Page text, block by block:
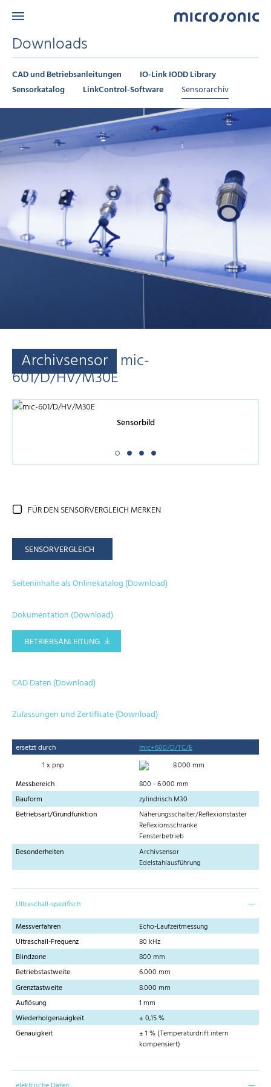
Downloads
CAD und Betriebsanleitungen
IO-Link IODD Library
Sensorkatalog
LinkControl-Software Sensorarchiv
Archivsensor mic-
601/D/HV/M30E
Sensorbild
FÜR DEN SENSORVERGLEICH MERKEN
SENSORVERGLEICH
Seiteninhalte als Onlinekatalog (Download)
Dokumentation (Download)
BETRIEBSANLEITUNG
CAD Daten (Download)
Zulassungen und Zertifikate (Download)
ersetzt durch
mic+600/D/TC/E
1 x pnp
8.000 mm
Messbereich
800 - 6.000 mm
Bauform
zylindrisch M30
Betriebsart/Grundfunktion
Näherungsschalter/Reflexionstaster
Reflexionsschranke
Fensterbetrieb
Besonderheiten
Archivsensor
Edelstahlausführung
Ultraschall-spezifisch
Messverfahren
Echo-Laufzeitmessung
Ultraschall-Frequenz
80 kHz
Blindzone
800 mm
Betriebstastweite
6.000 mm
Grenztastweite
8.000 mm
Auflösung
1 mm
Wiederholgenauigkeit
± 0,15 %
Genauigkeit
± 1 % (Temperaturdrift intern
kompensiert)